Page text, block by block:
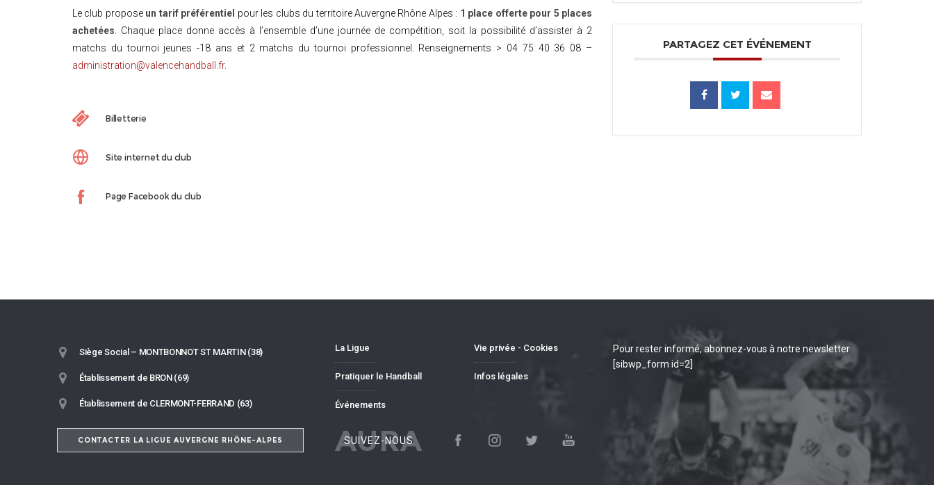
Le club propose un tarif préférentiel pour les clubs du territoire Auvergne Rhône Alpes : 1 place offerte pour 5 places
achetées . Chaque place donne accès à l’ensemble d’une journée de compétition, soit la possibilité d’assister à 2
matchs du tournoi jeunes -18 ans et 2 matchs du tournoi professionnel. Renseignements > 04 75 40 36 08 –
administration@valencehandball.fr.
Billetterie
Site internet du club
Page Facebook du club
PARTAGEZ CET ÉVÉNEMENT
Siège Social – MONTBONNOT ST MARTIN (38)
Établissement de BRON (69)
Établissement de CLERMONT-FERRAND (63)
CONTACTER LA LIGUE AUVERGNE RHÔNE-ALPES
La Ligue
Pratiquer le Handball
Événements
Vie privée - Cookies
Infos légales
AURA
SUIVEZ-NOUS
Pour rester informé, abonnez-vous à notre newsletter
[sibwp_form id=2]